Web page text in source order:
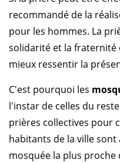
recommandé de la
pour les hommes. La
solidarité et la fraternité
mieux ressentir la
C'est pourquoi les
l'instar de celles du
prières collectives pour
habitants de la ville sont
mosquée la plus